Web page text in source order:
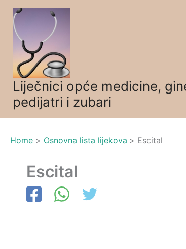
Skip
content
Liječnici opće medicine,
pedijatri i zubari
Home Osnovna lista lijekova Escital
Escital